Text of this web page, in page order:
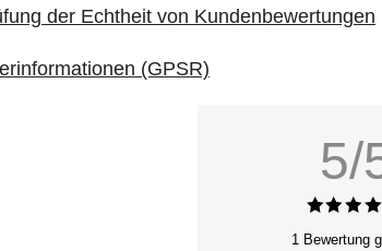
der Echtheit von Kundenbewertungen
(GPSR)
5/
1 Bewertung